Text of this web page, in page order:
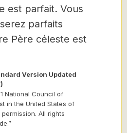
est parfait. Vous
parfaits
Père céleste est
Version Updated
National Council of
in the United States of
All rights